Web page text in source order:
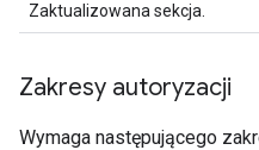
Zaktualizowana sekcja.
Zakresy autoryzacji
Wymaga następującego